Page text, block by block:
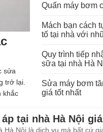
sửa
trở lại.
khắc
Quấn máy bơm
Mách bạn cách
tố tại nhà với
Quy trình tiếp
sữa tại nhà Hà
Sửa máy bơm
giá tốt nhất
tại nhà Hà Nội
Hà Nội là dịch vụ mà bất cứ